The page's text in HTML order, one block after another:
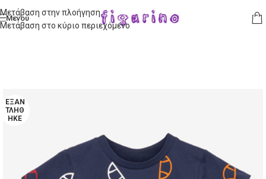
Μετάβαση στην πλοήγηση
Μετάβαση στο κύριο περιεχόμενο
Μενού
ΕΞΑΝ
ΤΛΉΘ
ΗΚΕ